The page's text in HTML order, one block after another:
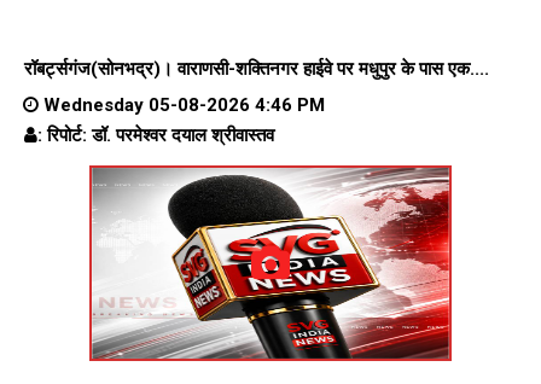
रॉबर्ट्सगंज(सोनभद्र)। वाराणसी-शक्तिनगर हाईवे परमधुपुर के पास एक....
Wednesday 05-08-2026 4:46 PM
: रिपोर्ट: डॉ. परमेश्वर दयाल श्रीवास्तव